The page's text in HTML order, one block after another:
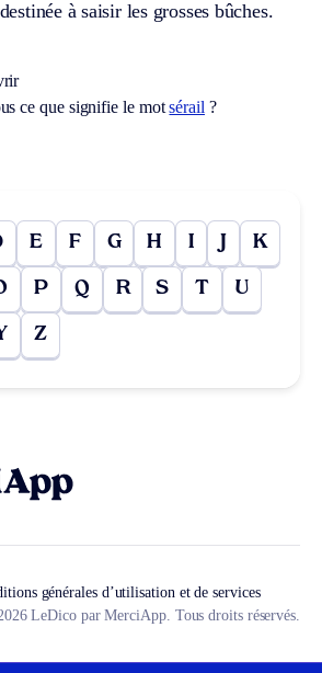
à saisir les grosses bûches.
ce que signifie le motsérail ?
E F G H I J K
P Q R S T U
Z
générales d’utilisation et de services
LeDico par MerciApp. Tous droits réservés.